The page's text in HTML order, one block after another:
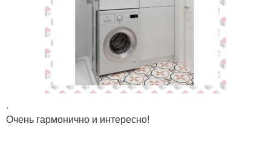
.
Очень гармонично и интересно!